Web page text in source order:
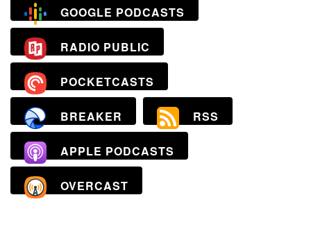
GOOGLE PODCASTS
RADIO PUBLIC
POCKETCASTS
BREAKER RSS
APPLE PODCASTS
OVERCAST